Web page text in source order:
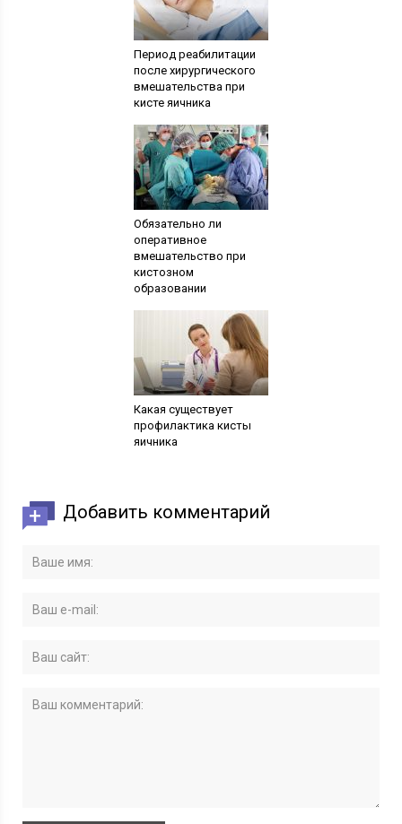
Период реабилитации
после хирургического
вмешательства при
кисте яичника
Обязательно ли
оперативное
вмешательство при
кистозном
образовании
Какая существует
профилактика кисты
яичника
Добавить комментарий